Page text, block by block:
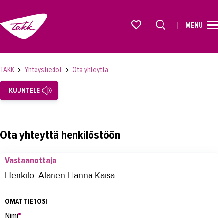
OPISKELIJAKSI
YRITYKSILLE
OMA TAKK
MENU
TAKK Yhteystiedot Ota yhteyttä
KUUNTELE
Ota yhteyttä henkilöstöön
Vastaanottaja
Henkilö: Alanen Hanna-Kaisa
OMAT TIETOSI
Nimi*